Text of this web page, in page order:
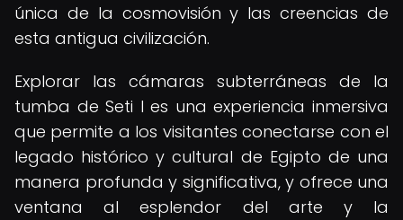
única de la cosmovisión y las creencias de
esta antigua civilización.
Explorar las cámaras subterráneas de la
tumba de Seti I es una experiencia inmersiva
que permite a los visitantes conectarse con el
legado histórico y cultural de Egipto de una
manera profunda y significativa, y ofrece una
ventana al esplendor del arte y la